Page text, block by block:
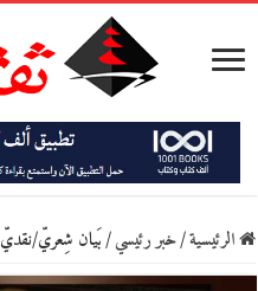
الرئيسية/خبر رئيسي/بَيان شِعريّ/نقديّ